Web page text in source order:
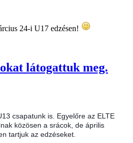
24-i U17 edzésen!
látogattuk meg.
csapatunk is. Egyelőre az ELTE
közösen a srácok, de április
tartjuk az edzéseket.